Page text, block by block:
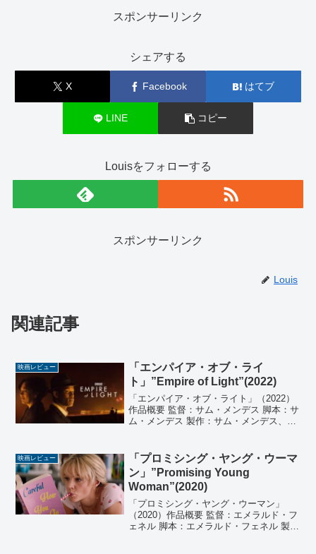
スポンサーリンク
シェアする
X Facebook はてブ
LINE コピー
Louisをフォローする
スポンサーリンク
Louis
関連記事
映画レビュー
「エンパイア・オブ・ライ
ト」”Empire of Light”(2022)
「エンパイア・オブ・ライト」（2022）
作品概要 監督：サム・メンデス 脚本：サ
ム・メンデス 製作：サム・メンデス、ピ
ント・レズナー、アッティカス・ロス 撮
影：ロジ...
映画レビュー
「プロミシング・ヤング・ウーマ
ン」”Promising Young
Woman”(2020)
「プロミシング・ヤング・ウーマン」
（2020）作品概要 監督：エメラルド・フ
ェネル 脚本：エメラルド・フェネル 製